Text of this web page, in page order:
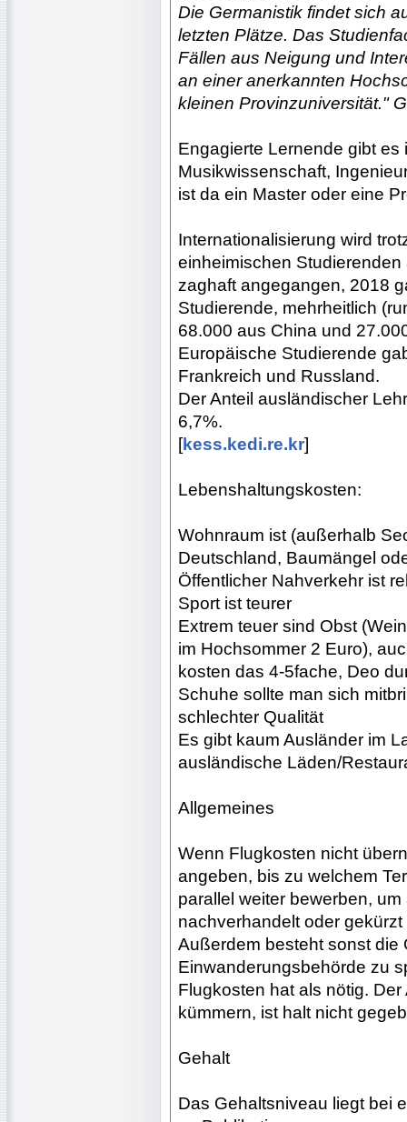
Die Germanistik findet sich
letzten Plätze. Das
Fällen aus Neigung und
an einer anerkannten
kleinen Provinzuniversität."
Engagierte Lernende gibt
Musikwissenschaft,
ist da ein Master oder eine
Internationalisierung wird
einheimischen
zaghaft angegangen, 2018
Studierende, mehrheitlich
68.000 aus China und
Europäische Studierende
Frankreich und Russland.
Der Anteil ausländischer
6,7%.
[kess.kedi.re.kr]
Lebenshaltungskosten:
Wohnraum ist (außerhalb
Deutschland, Baumängel
Öffentlicher Nahverkehr ist
Sport ist teurer
Extrem teuer sind Obst
im Hochsommer 2 Euro),
kosten das 4-5fache, Deo
Schuhe sollte man sich
schlechter Qualität
Es gibt kaum Ausländer im
ausländische Läden/
Allgemeines
Wenn Flugkosten nicht
angeben, bis zu welchem
parallel weiter bewerben,
nachverhandelt oder gekürzt
Außerdem besteht sonst die
Einwanderungsbehörde zu
Flugkosten hat als nötig.
kümmern, ist halt nicht
Gehalt
Das Gehaltsniveau liegt bei